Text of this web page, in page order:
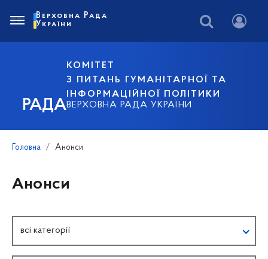
РАДА
КОМІТЕТ
З ПИТАНЬ ГУМАНІТАРНОЇ ТА
ІНФОРМАЦІЙНОЇ ПОЛІТИКИ
ВЕРХОВНА РАДА УКРАЇНИ
Верховна Рада
України
Головна Анонси
Анонси
всі категорії